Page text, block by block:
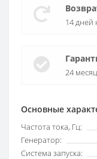
Основные
Частота тока, Гц:
Генератор:
Система запуска:
14 дней
24